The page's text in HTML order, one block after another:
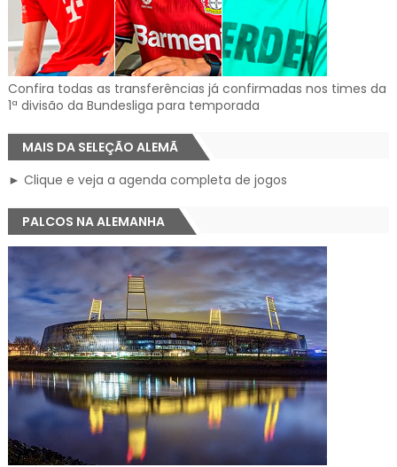
Confira todas as transferências já confirmadas nos times da
1ª divisão da Bundesliga para temporada
MAIS DA SELEÇÃO ALEMÃ
► Clique e veja a agenda completa de jogos
PALCOS NA ALEMANHA